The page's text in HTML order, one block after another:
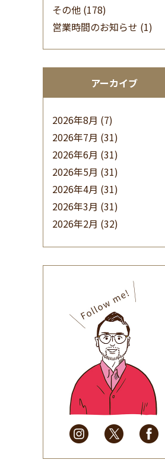
その他 (178)
営業時間のお知らせ (1)
アーカイブ
2026年8月 (7)
2026年7月 (31)
2026年6月 (31)
2026年5月 (31)
2026年4月 (31)
2026年3月 (31)
2026年2月 (32)
(32)
2025年9月(30)
2025年8月(31)
2025年7月(37)
2025年6月(48)
2025年5月
(41)
2025年4月
(32)
2025年3月(31)
2025年2月
(28)
2025年1月
(34)